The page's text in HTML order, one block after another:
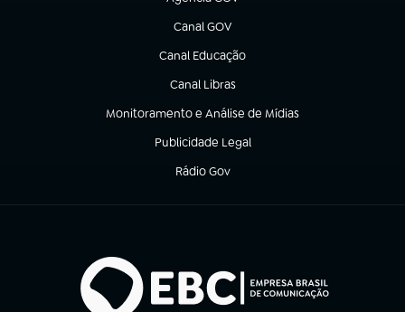
Canal GOV
(abre em nova aba)
Canal Educação
(abre em nova aba)
Canal Libras
(abre em nova aba)
Monitoramento e Análise de Mídias
(abre em nova aba)
Publicidade Legal
(abre em nova aba)
Rádio Gov
(abre em nova aba)